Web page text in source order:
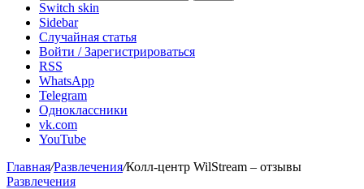
Switch skin
Sidebar
Случайная статья
Войти / Зарегистрироваться
RSS
WhatsApp
Telegram
Одноклассники
vk.com
YouTube
Главная/Развлечения/Колл-центр WilStream – отзывы
Развлечения